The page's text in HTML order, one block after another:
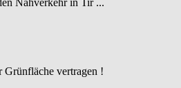
Nahverkehr in Tir ...
Grünfläche vertragen !